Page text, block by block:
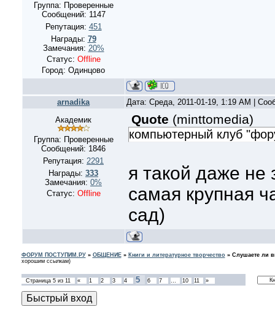
Группа: Проверенные
Сообщений: 1147
Репутация: 451
Награды: 79
Замечания: 20%
Статус: Offline
Город: Одинцово
arnadika
Дата: Среда, 2011-01-19, 1:19 AM |
Академик
Группа: Проверенные
Сообщений: 1846
Репутация: 2291
Награды: 333
Замечания: 0%
Статус: Offline
Quote (minttomedia)
компьютерный клуб
я такой даже не
самая крупная
сад)
ФОРУМ ПОСТУПИМ.РУ» ОБЩЕНИЕ» Книги и литературное творчество » Слушаете ли
хорошим ссылкам)
Страница 5из 11 « 1 2 3 4 5 6 7 … 10 11 »